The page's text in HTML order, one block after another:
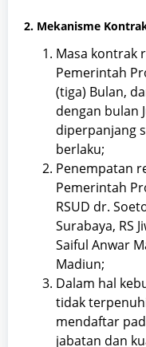
2. Mekanisme
Masa kontrak
Pemerintah
(tiga) Bulan,
dengan bulan
diperpanjang
berlaku;
Penempatan
Pemerintah
RSUD dr.
Surabaya, RS
Saiful Anwar
Madiun;
Dalam hal
tidak
mendaftar
jabatan dan